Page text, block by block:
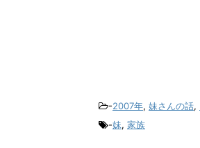
-2007年, 妹さんの話,
-妹, 家族